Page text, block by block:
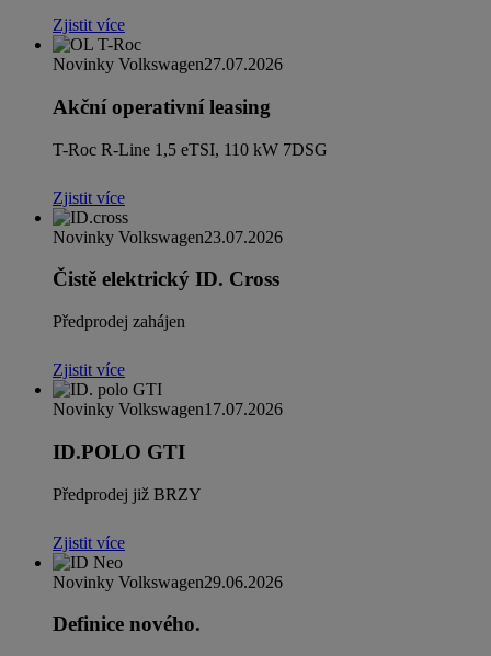
Zjistit více
Novinky Volkswagen27.07.2026
Akční operativní leasing
T-Roc R-Line 1,5 eTSI, 110 kW 7DSG
Zjistit více
Novinky Volkswagen23.07.2026
Čistě elektrický ID. Cross
Předprodej zahájen
Zjistit více
Novinky Volkswagen17.07.2026
ID.POLO GTI
Předprodej již BRZY
Zjistit více
Novinky Volkswagen29.06.2026
Definice nového.